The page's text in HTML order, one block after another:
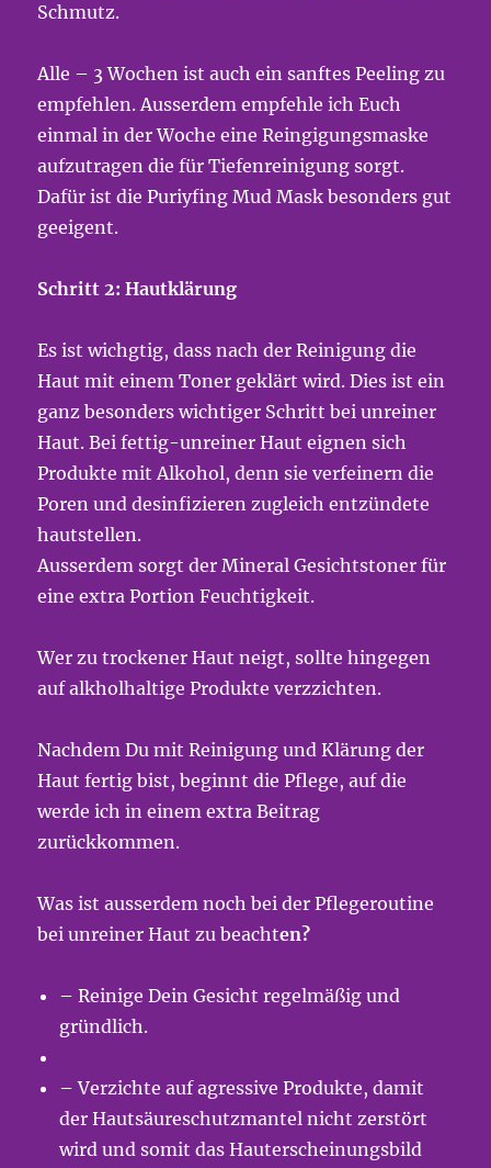
Schmutz.
Alle – 3 Wochen ist auch ein sanftes Peeling zu
empfehlen. Ausserdem empfehle ich Euch
einmal in der Woche eine Reingigungsmaske
aufzutragen die für Tiefenreinigung sorgt.
Dafür ist die Puriyfing Mud Mask besonders gut
geeigent.
Schritt 2: Hautklärung
Es ist wichgtig, dass nach der Reinigung die
Haut mit einem Toner geklärt wird. Dies ist ein
ganz besonders wichtiger Schritt bei unreiner
Haut. Bei fettig-unreiner Haut eignen sich
Produkte mit Alkohol, denn sie verfeinern die
Poren und desinfizieren zugleich entzündete
hautstellen.
Ausserdem sorgt der Mineral Gesichtstoner für
eine extra Portion Feuchtigkeit.
Wer zu trockener Haut neigt, sollte hingegen
auf alkholhaltige Produkte verzzichten.
Nachdem Du mit Reinigung und Klärung der
Haut fertig bist, beginnt die Pflege, auf die
werde ich in einem extra Beitrag
zurückkommen.
Was ist ausserdem noch bei der Pflegeroutine
bei unreiner Haut zu beachten?
– Reinige Dein Gesicht regelmäßig und
gründlich.
– Verzichte auf agressive Produkte, damit
der Hautsäureschutzmantel nicht zerstört
wird und somit das Hauterscheinungsbild